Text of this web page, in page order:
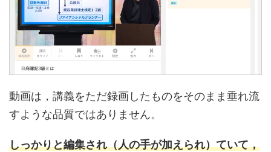
動画は，講義をただ録画したものをそのまま垂れ流
すような品質ではありません。
しっかりと編集され（人の手が加えられ）ていて，